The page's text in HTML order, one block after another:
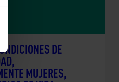
DE
MUJERES,